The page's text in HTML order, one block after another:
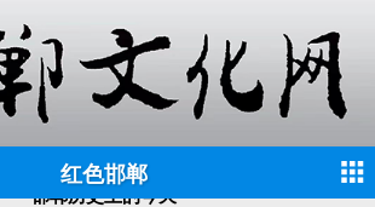
红色邯郸
邯郸历史上的今天